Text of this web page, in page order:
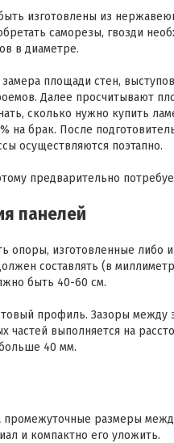
изготовлены из
саморезы, гвозди
в диаметре.
площади стен,
Далее просчитывают
сколько нужно купить
на брак. После
осуществляются поэтапно.
предварительно
панелей
опоры, изготовленные либо
составлять (в
быть 40-60 см.
профиль. Зазоры
частей выполняется на
40 мм.
размеры
и компактно его уложить.